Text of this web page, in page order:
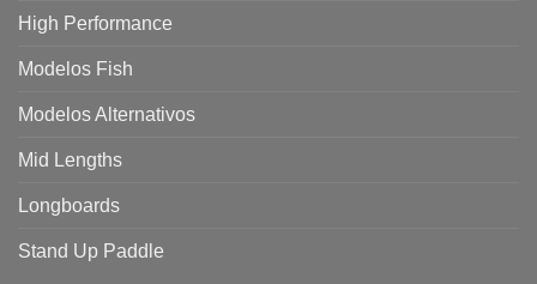
High Performance
Modelos Fish
Modelos Alternativos
Mid Lengths
Longboards
Stand Up Paddle